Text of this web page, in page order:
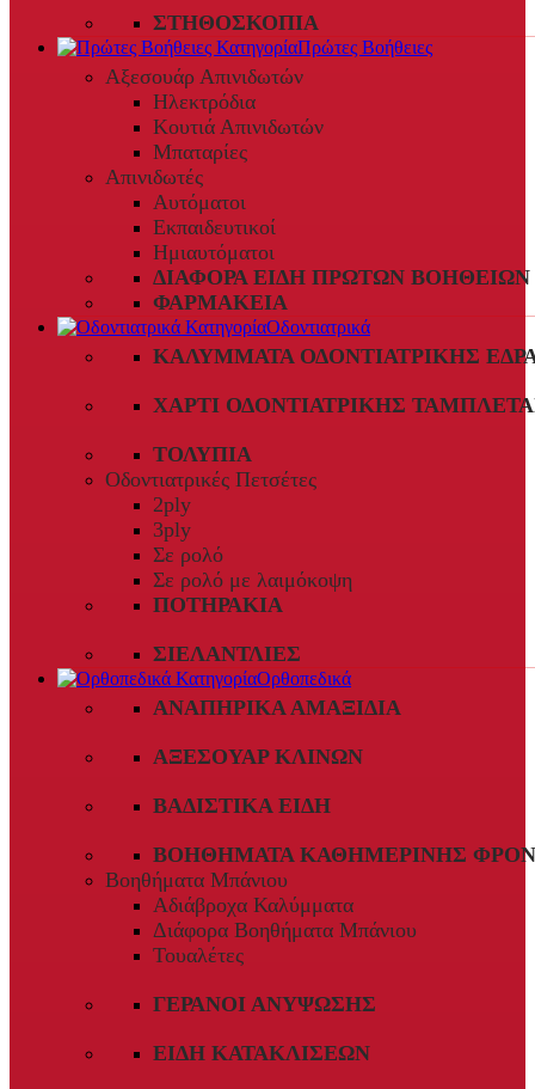
ΣΤΗΘΟΣΚΌΠΙΑ
Πρώτες Βοήθειες
Αξεσουάρ Απινιδωτών
Ηλεκτρόδια
Κουτιά Απινιδωτών
Μπαταρίες
Απινιδωτές
Αυτόματοι
Εκπαιδευτικοί
Ημιαυτόματοι
ΔΙΆΦΟΡΑ ΕΊΔΗ ΠΡΏΤΩΝ ΒΟΗΘΕΙΏΝ
ΦΑΡΜΑΚΕΊΑ
Οδοντιατρικά
ΚΑΛΎΜΜΑΤΑ ΟΔΟΝΤΙΑΤΡΙΚΉΣ
ΧΑΡΤΊ ΟΔΟΝΤΙΑΤΡΙΚΉΣ
ΤΟΛΎΠΙΑ
Οδοντιατρικές Πετσέτες
2ply
3ply
Σε ρολό
Σε ρολό με λαιμόκοψη
ΠΟΤΗΡΆΚΙΑ
ΣΙΕΛΑΝΤΛΊΕΣ
Ορθοπεδικά
ΑΝΑΠΗΡΙΚΆ ΑΜΑΞΊΔΙΑ
ΑΞΕΣΟΥΆΡ ΚΛΙΝΏΝ
ΒΑΔΙΣΤΙΚΆ ΕΊΔΗ
ΒΟΗΘΉΜΑΤΑ ΚΑΘΗΜΕΡΙΝΉΣ
Βοηθήματα Μπάνιου
Αδιάβροχα Καλύμματα
Διάφορα Βοηθήματα Μπάνιου
Τουαλέτες
ΓΕΡΑΝΟΊ ΑΝΎΨΩΣΗΣ
ΕΊΔΗ ΚΑΤΑΚΛΊΣΕΩΝ